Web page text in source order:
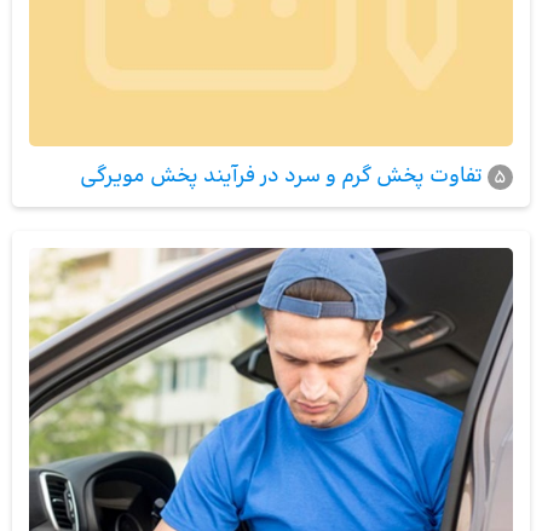
5 تفاوت پخش گرم و سرد در فرآیند پخش مویرگی